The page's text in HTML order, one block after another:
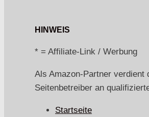
HINWEIS
* = Affiliate-Link / Werbung
Als Amazon-Partner verdient
Seitenbetreiber an
Startseite